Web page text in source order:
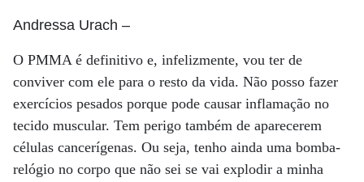
Andressa Urach –
O PMMA é definitivo e, infelizmente, vou ter de
conviver com ele para o resto da vida. Não posso fazer
exercícios pesados porque pode causar inflamação no
tecido muscular. Tem perigo também de aparecerem
células cancerígenas. Ou seja, tenho ainda uma bomba-
relógio no corpo que não sei se vai explodir a minha